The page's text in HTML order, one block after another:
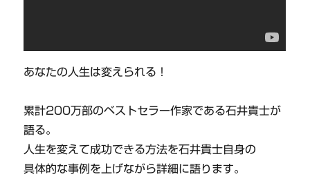
あなたの人生は変えられる！
累計200万部のベストセラー作家である石井貴士が
語る。
人生を変えて成功できる方法を石井貴士自身の
具体的な事例を上げながら詳細に語ります。